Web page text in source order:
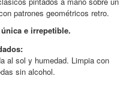
patrones geométricos retro.
única e irrepetible.
al sol y humedad. Limpia con
sin alcohol.